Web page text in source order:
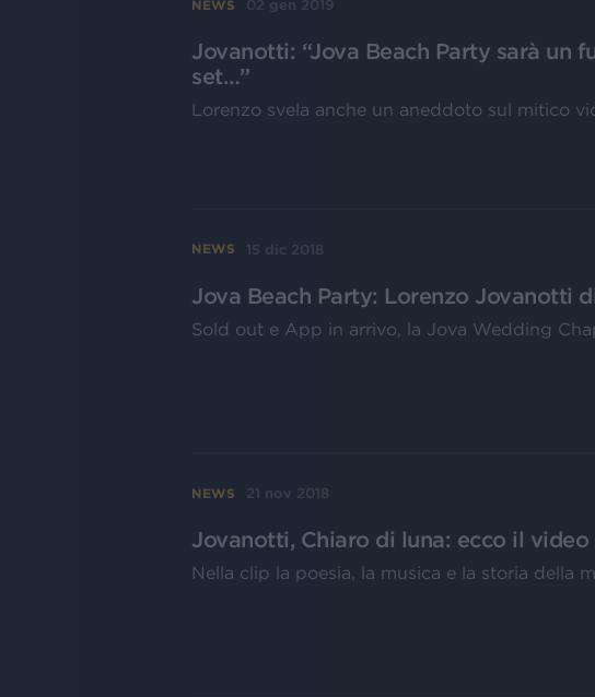
NEWS 02 gen 2019
Jovanotti: “Jova Beach Party sarà un
set…”
Lorenzo svela anche un aneddoto sul mitico
NEWS 15 dic 2018
Jova Beach Party: Lorenzo Jovanotti
Sold out e App in arrivo, la Jova Wedding
NEWS 21 nov 2018
Jovanotti, Chiaro di luna: ecco il
Nella clip la poesia, la musica e la storia della